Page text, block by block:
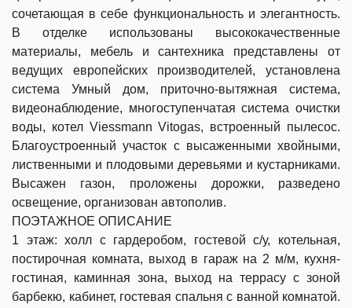
сочетающая в себе функциональность и элегантность.
В отделке использованы высококачественные
материалы, мебель и сантехника представлены от
ведущих европейских производителей, установлена
система Умный дом, приточно-вытяжная система,
видеонаблюдение, многоступенчатая система очистки
воды, котел Viessmann Vitogas, встроенный пылесос.
Благоустроенный участок с высаженными хвойными,
лиственными и плодовыми деревьями и кустарниками.
Высажен газон, проложены дорожки, разведено
освещение, организован автополив.
ПОЭТАЖНОЕ ОПИСАНИЕ
1 этаж: холл с гардеробом, гостевой с/у, котельная,
постирочная комната, выход в гараж на 2 м/м, кухня-
гостиная, каминная зона, выход на террасу с зоной
барбекю, кабинет, гостевая спальня с ванной комнатой.